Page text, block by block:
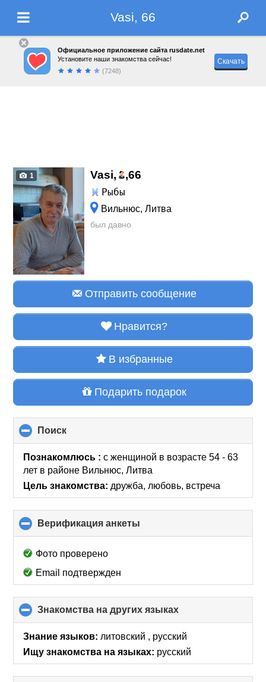
Vasi, 66
Официальное приложение сайта rusdate.net
Установите наши знакомства сейчас!
(7248)
Скачать
1 Vasi, ,66
Рыбы
Вильнюс, Литва
был давно
Отправить сообщение
Нравится?
В избранные
Подарить подарок
Поиск
to
collapse
contents
Познакомлюсь :с женщиной в возрасте 54 - 63
лет в районе Вильнюс, Литва
Цель знакомства: дружба, любовь, встреча
Верификация анкеты
to
Фото проверено
Email подтвержден
Знакомства на других языках
to
collapse
contents
Знание языков: литовский , русский
Ищу знакомства на языках: русский